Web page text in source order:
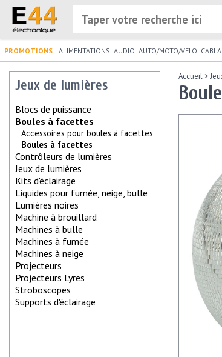
PROMOTIONS ALIMENTATIONS AUDIO AUTO/MOTO/VELO
Jeux de lumières
Blocs de puissance
Boules à facettes
Accessoires pour boules à facettes
Boules à facettes
Contrôleurs de lumières
Jeux de lumières
Kits d'éclairage
Liquides pour fumée, neige, bulle
Lumières noires
Machine à brouillard
Machines à bulle
Machines à fumée
Machines à neige
Projecteurs
Projecteurs Lyres
Stroboscopes
Supports d'éclairage
Accueil >